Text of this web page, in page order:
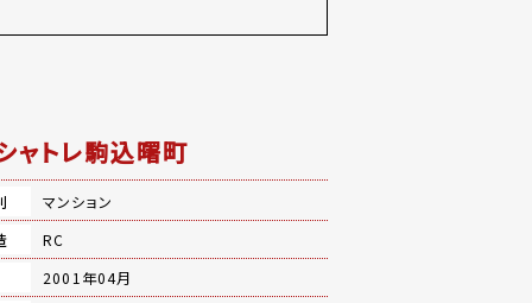
ャトレ駒込曙町
マンション
RC
2001年04月